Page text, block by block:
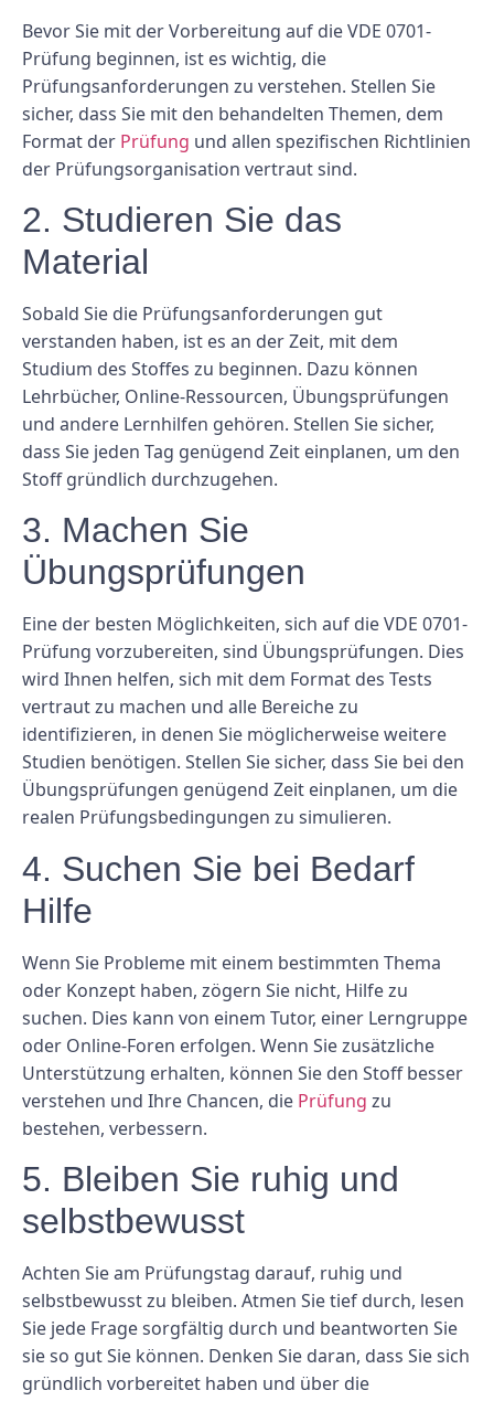
Bevor Sie mit der Vorbereitung auf die VDE 0701-
Prüfung beginnen, ist es wichtig, die
Prüfungsanforderungen zu verstehen. Stellen Sie
sicher, dass Sie mit den behandelten Themen, dem
Format der Prüfung und allen spezifischen Richtlinien
der Prüfungsorganisation vertraut sind.
2. Studieren Sie das
Material
Sobald Sie die Prüfungsanforderungen gut
verstanden haben, ist es an der Zeit, mit dem
Studium des Stoffes zu beginnen. Dazu können
Lehrbücher, Online-Ressourcen, Übungsprüfungen
und andere Lernhilfen gehören. Stellen Sie sicher,
dass Sie jeden Tag genügend Zeit einplanen, um den
Stoff gründlich durchzugehen.
3. Machen Sie
Übungsprüfungen
Eine der besten Möglichkeiten, sich auf die VDE 0701-
Prüfung vorzubereiten, sind Übungsprüfungen. Dies
wird Ihnen helfen, sich mit dem Format des Tests
vertraut zu machen und alle Bereiche zu
identifizieren, in denen Sie möglicherweise weitere
Studien benötigen. Stellen Sie sicher, dass Sie bei den
Übungsprüfungen genügend Zeit einplanen, um die
realen Prüfungsbedingungen zu simulieren.
4. Suchen Sie bei Bedarf
Hilfe
Wenn Sie Probleme mit einem bestimmten Thema
oder Konzept haben, zögern Sie nicht, Hilfe zu
suchen. Dies kann von einem Tutor, einer Lerngruppe
oder Online-Foren erfolgen. Wenn Sie zusätzliche
Unterstützung erhalten, können Sie den Stoff besser
verstehen und Ihre Chancen, die Prüfung zu
bestehen, verbessern.
5. Bleiben Sie ruhig und
selbstbewusst
Achten Sie am Prüfungstag darauf, ruhig und
selbstbewusst zu bleiben. Atmen Sie tief durch, lesen
Sie jede Frage sorgfältig durch und beantworten Sie
sie so gut Sie können. Denken Sie daran, dass Sie sich
gründlich vorbereitet haben und über die